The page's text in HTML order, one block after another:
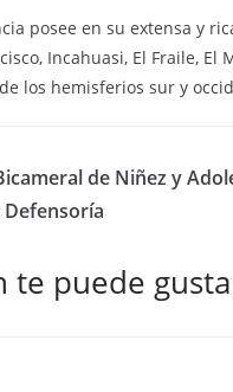
posee en su extensa y
Incahuasi, El Fraile,
los hemisferios sur y
de Niñez y
te puede